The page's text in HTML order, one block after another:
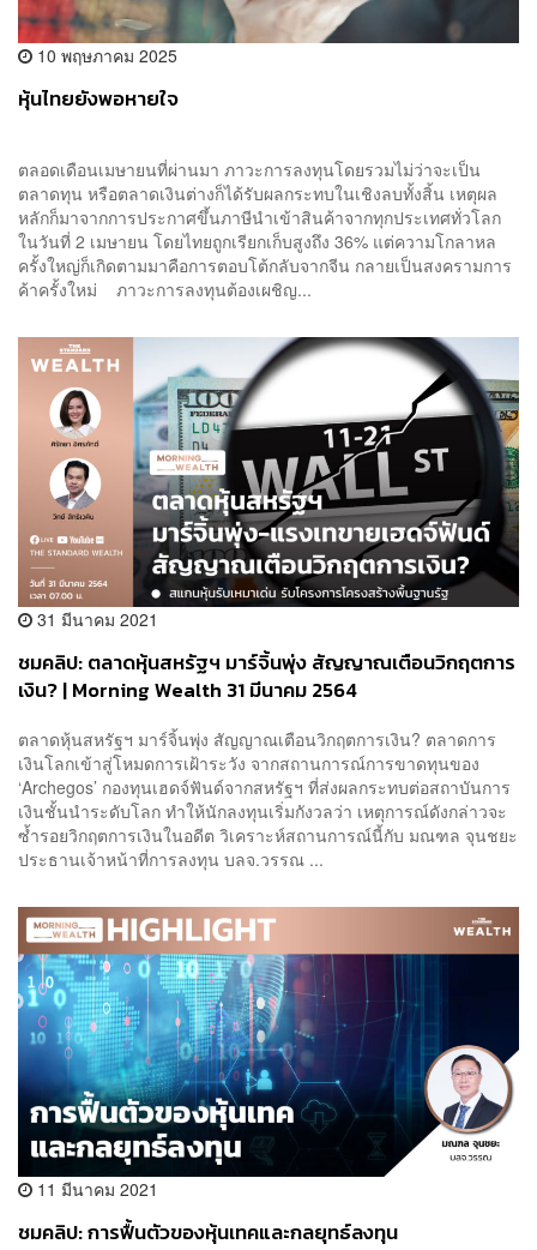
10 พฤษภาคม 2025
หุ้นไทยยังพอหายใจ
ตลอดเดือนเมษายนที่ผ่านมา ภาวะการลงทุนโดยรวมไม่ว่าจะเป็น
ตลาดทุน หรือตลาดเงินต่างก็ได้รับผลกระทบในเชิงลบทั้งสิ้น เหตุผล
หลักก็มาจากการประกาศขึ้นภาษีนำเข้าสินค้าจากทุกประเทศทั่วโลก
ในวันที่ 2 เมษายน โดยไทยถูกเรียกเก็บสูงถึง 36% แต่ความโกลาหล
ครั้งใหญ่ก็เกิดตามมาคือการตอบโต้กลับจากจีน กลายเป็นสงครามการ
ค้าครั้งใหม่ ภาวะการลงทุนต้องเผชิญ...
31 มีนาคม 2021
ชมคลิป: ตลาดหุ้นสหรัฐฯ มาร์จิ้นพุ่ง สัญญาณเตือนวิกฤตการ
เงิน? | Morning Wealth 31 มีนาคม 2564
ตลาดหุ้นสหรัฐฯ มาร์จิ้นพุ่ง สัญญาณเตือนวิกฤตการเงิน? ตลาดการ
เงินโลกเข้าสู่โหมดการเฝ้าระวัง จากสถานการณ์การขาดทุนของ
‘Archegos’ กองทุนเฮดจ์ฟันด์จากสหรัฐฯ ที่ส่งผลกระทบต่อสถาบันการ
เงินชั้นนำระดับโลก ทำให้นักลงทุนเริ่มกังวลว่า เหตุการณ์ดังกล่าวจะ
ซ้ำรอยวิกฤตการเงินในอดีต วิเคราะห์สถานการณ์นี้กับ มณฑล จุนชยะ
ประธานเจ้าหน้าที่การลงทุน บลจ.วรรณ ...
11 มีนาคม 2021
ชมคลิป: การฟื้นตัวของหุ้นเทคและกลยุทธ์ลงทุน